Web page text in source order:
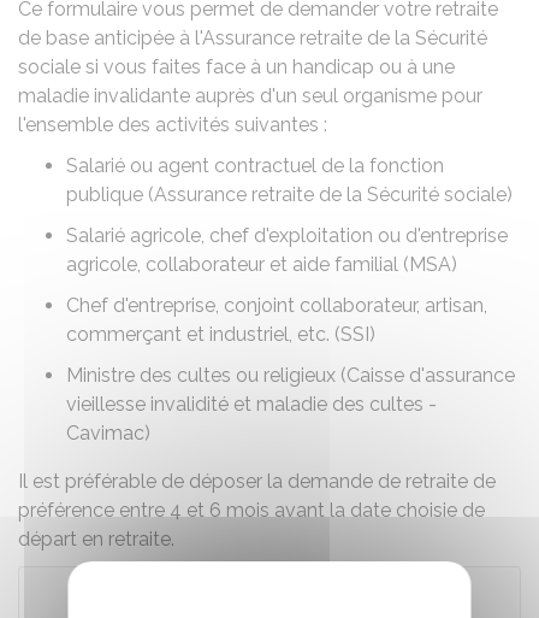
Ce formulaire vous permet de demander votre retraite
de base anticipée à l'Assurance retraite de la Sécurité
sociale si vous faites face à un handicap ou à une
maladie invalidante auprès d'un seul organisme pour
l'ensemble des activités suivantes :
Salarié ou agent contractuel de la fonction
publique (Assurance retraite de la Sécurité sociale)
Salarié agricole, chef d'exploitation ou d'entreprise
agricole, collaborateur et aide familial (MSA)
Chef d'entreprise, conjoint collaborateur, artisan,
commerçant et industriel, etc. (SSI)
Ministre des cultes ou religieux (Caisse d'assurance
vieillesse invalidité et maladie des cultes -
Cavimac)
Il est préférable de déposer la demande de retraite de
préférence entre 4 et 6 mois avant la date choisie de
départ en retraite.